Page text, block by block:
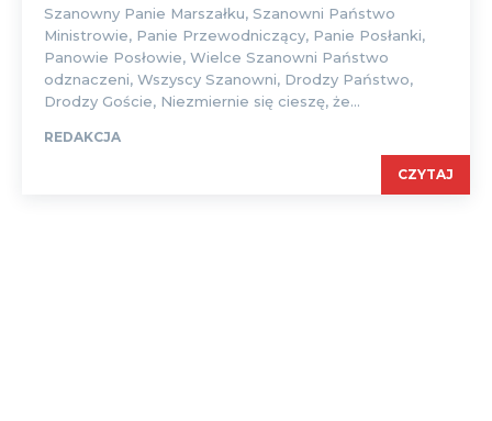
Szanowny Panie Marszałku, Szanowni Państwo
Ministrowie, Panie Przewodniczący, Panie Posłanki,
Panowie Posłowie, Wielce Szanowni Państwo
odznaczeni, Wszyscy Szanowni, Drodzy Państwo,
Drodzy Goście, Niezmiernie się cieszę, że...
REDAKCJA
CZYTAJ